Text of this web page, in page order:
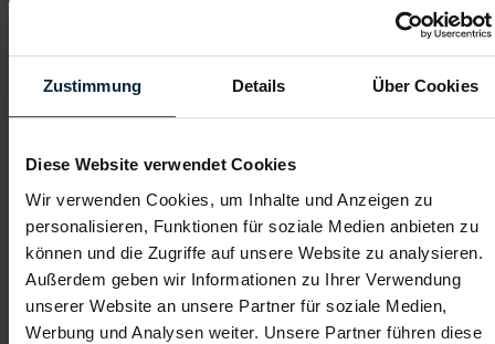
Zustimmung Details Über Cookies
Diese Website verwendet Cookies
Wir verwenden Cookies, um Inhalte und Anzeigen zu
personalisieren, Funktionen für soziale Medien anbieten zu
können und die Zugriffe auf unsere Website zu analysieren.
Außerdem geben wir Informationen zu Ihrer Verwendung
unserer Website an unsere Partner für soziale Medien,
Werbung und Analysen weiter. Unsere Partner führen diese
Mattighofen, Oberösterreich
ab EUR 3.551,59
Vollzeit
2-Schicht
Industrie / handwerkliches Gewerbe
ab sofort
Das sind deine Aufgaben: